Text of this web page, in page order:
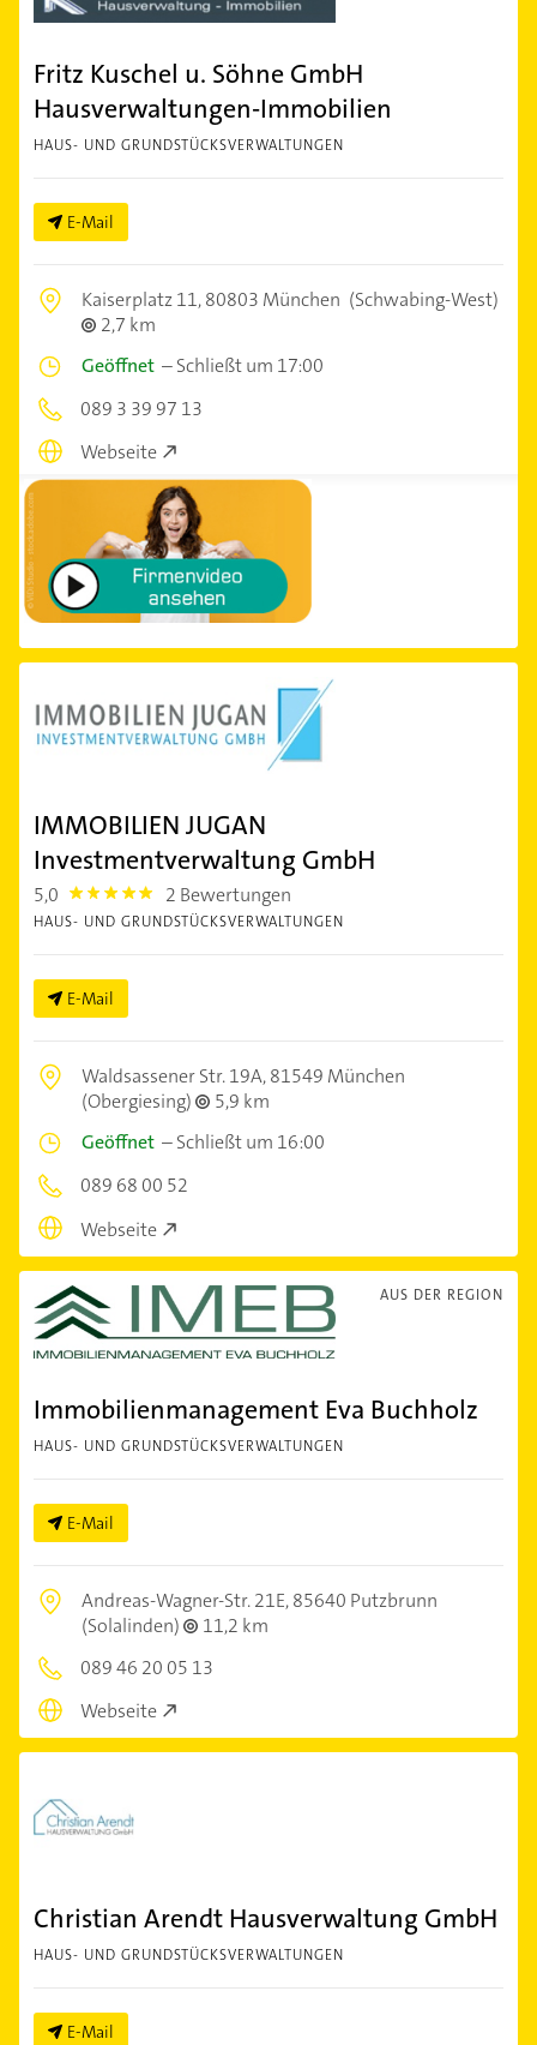
Fritz Kuschel u. Söhne GmbH
Hausverwaltungen-Immobilien
HAUS- UND GRUNDSTÜCKSVERWALTUNGEN
E-Mail
Kaiserplatz 11,80803 München (Schwabing-West)
2,7 km
Geöffnet –Schließt um 17:00
089 3 39 97 13
Webseite
IMMOBILIEN JUGAN
Investmentverwaltung GmbH
5,0 5.0 2 Bewertungen
HAUS- UND GRUNDSTÜCKSVERWALTUNGEN
E-Mail
Waldsassener Str. 19A,81549 München
(Obergiesing)
5,9 km
Geöffnet –Schließt um 16:00
089 68 00 52
Webseite
AUS DER REGION
Immobilienmanagement Eva Buchholz
HAUS- UND GRUNDSTÜCKSVERWALTUNGEN
E-Mail
Andreas-Wagner-Str. 21E,85640 Putzbrunn
(Solalinden)
11,2 km
089 46 20 05 13
Webseite
Christian Arendt Hausverwaltung GmbH
HAUS- UND GRUNDSTÜCKSVERWALTUNGEN
E-Mail